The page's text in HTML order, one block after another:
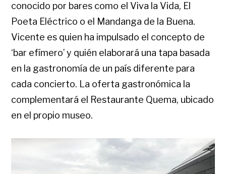
conocido por bares como el Viva la Vida, El
Poeta Eléctrico o el Mandanga de la Buena.
Vicente es quien ha impulsado el concepto de
‘bar efímero’ y quién elaborará una tapa basada
en la gastronomía de un país diferente para
cada concierto. La oferta gastronómica la
complementará el Restaurante Quema, ubicado
en el propio museo.